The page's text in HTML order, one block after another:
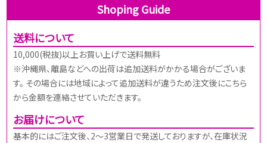
Shoping Guide
送料について
10,000(税抜)以上お買い上げで送料無料
※沖縄県、離島などへの出荷は追加送料がかかる場合がございま
す。 その場合には地域によって追加送料が違うため注文後にこちら
から金額を連絡させていただきます。
お届けについて
基本的にはご注文後、2～3営業日で発送しておりますが、在庫状況